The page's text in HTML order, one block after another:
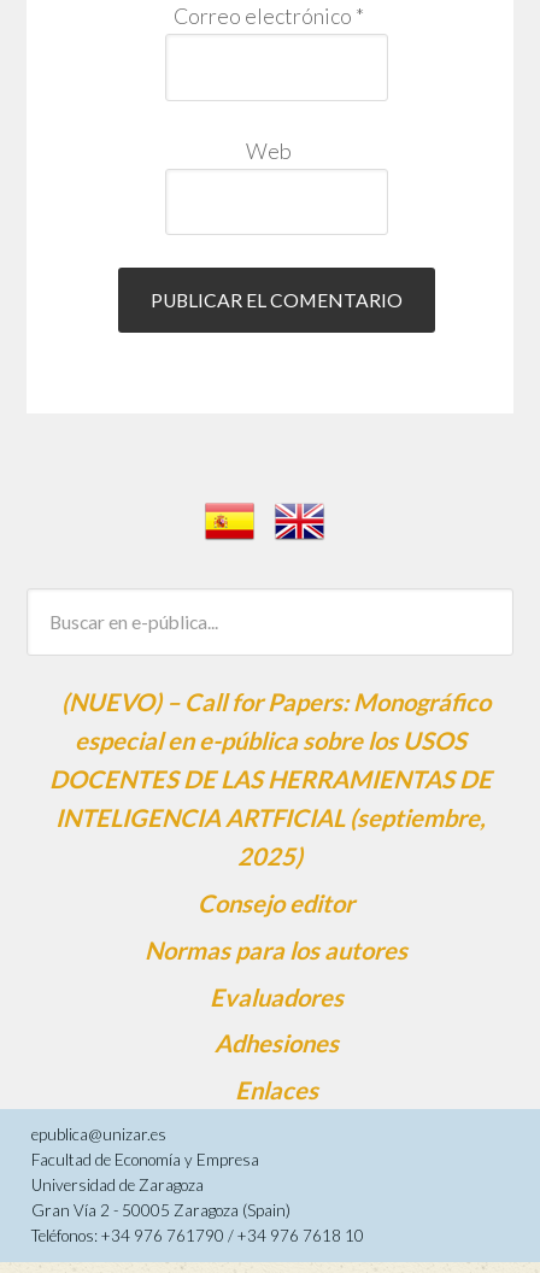
Correo electrónico *
Web
(NUEVO) – Call for Papers: Monográfico
especial en e-pública sobre los USOS
DOCENTES DE LAS HERRAMIENTAS DE
INTELIGENCIA ARTFICIAL (septiembre,
2025)
Consejo editor
Normas para los autores
Evaluadores
Adhesiones
Enlaces
epublica@unizar.es
Facultad de Economía y Empresa
Universidad de Zaragoza
Gran Vía 2 - 50005 Zaragoza (Spain)
Teléfonos: +34 976 761790 / +34 976 7618 10